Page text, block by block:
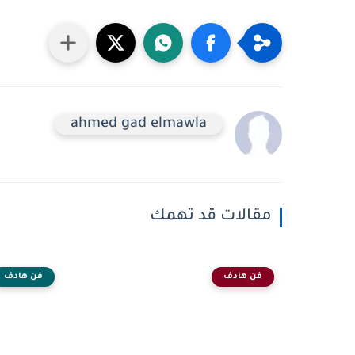
ahmed gad elmawla
مقالات قد تهمك
فن هادف فن هادف